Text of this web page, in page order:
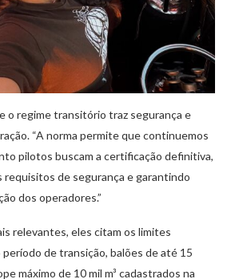
o regime transitório traz segurança e
“A norma permite que continuemos
pilotos buscam a certificação definitiva,
de segurança e garantindo
dos operadores.”
relevantes, eles citam os limites
período de transição, balões de até 15
máximo de 10 mil m³ cadastrados na